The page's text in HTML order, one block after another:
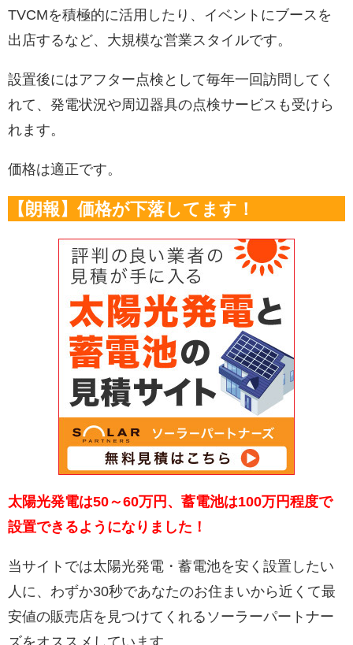
TVCMを積極的に活用したり、イベントにブースを
出店するなど、大規模な営業スタイルです。
設置後にはアフター点検として毎年一回訪問してく
れて、発電状況や周辺器具の点検サービスも受けら
れます。
価格は適正です。
【朗報】価格が下落してます！
太陽光発電は50～60万円、蓄電池は100万円程度で
設置できるようになりました！
当サイトでは太陽光発電・蓄電池を安く設置したい
人に、わずか30秒であなたのお住まいから近くて最
安値の販売店を見つけてくれるソーラーパートナー
ズをオススメしています。